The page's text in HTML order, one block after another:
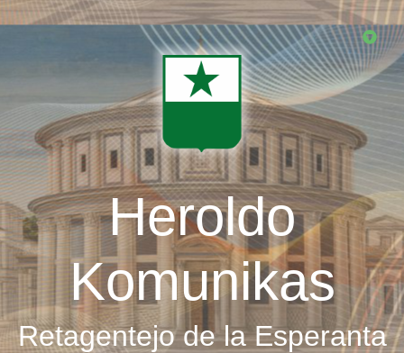
Skip
Heroldo
Komunikas
Retagentejo de la Esperanta